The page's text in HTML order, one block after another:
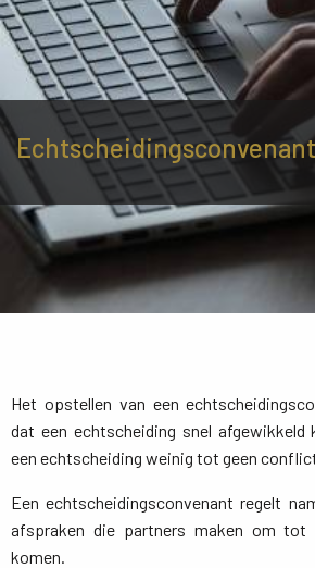
Echtscheidingsconvenant
Het opstellen van een
dat een echtscheiding snel afgewikkeld
een echtscheiding weinig tot geen
Een echtscheidingsconvenant regelt
afspraken die partners maken om tot
komen.